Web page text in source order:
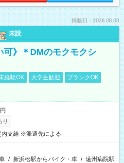
掲載日：2026.08.08
未読
可》＊DMのモクモクシ
経験OK 大学生歓迎
ブランクOK
り
内支給 ※派遣先による
/ 新浜松駅からバイク・車 / 遠州病院駅